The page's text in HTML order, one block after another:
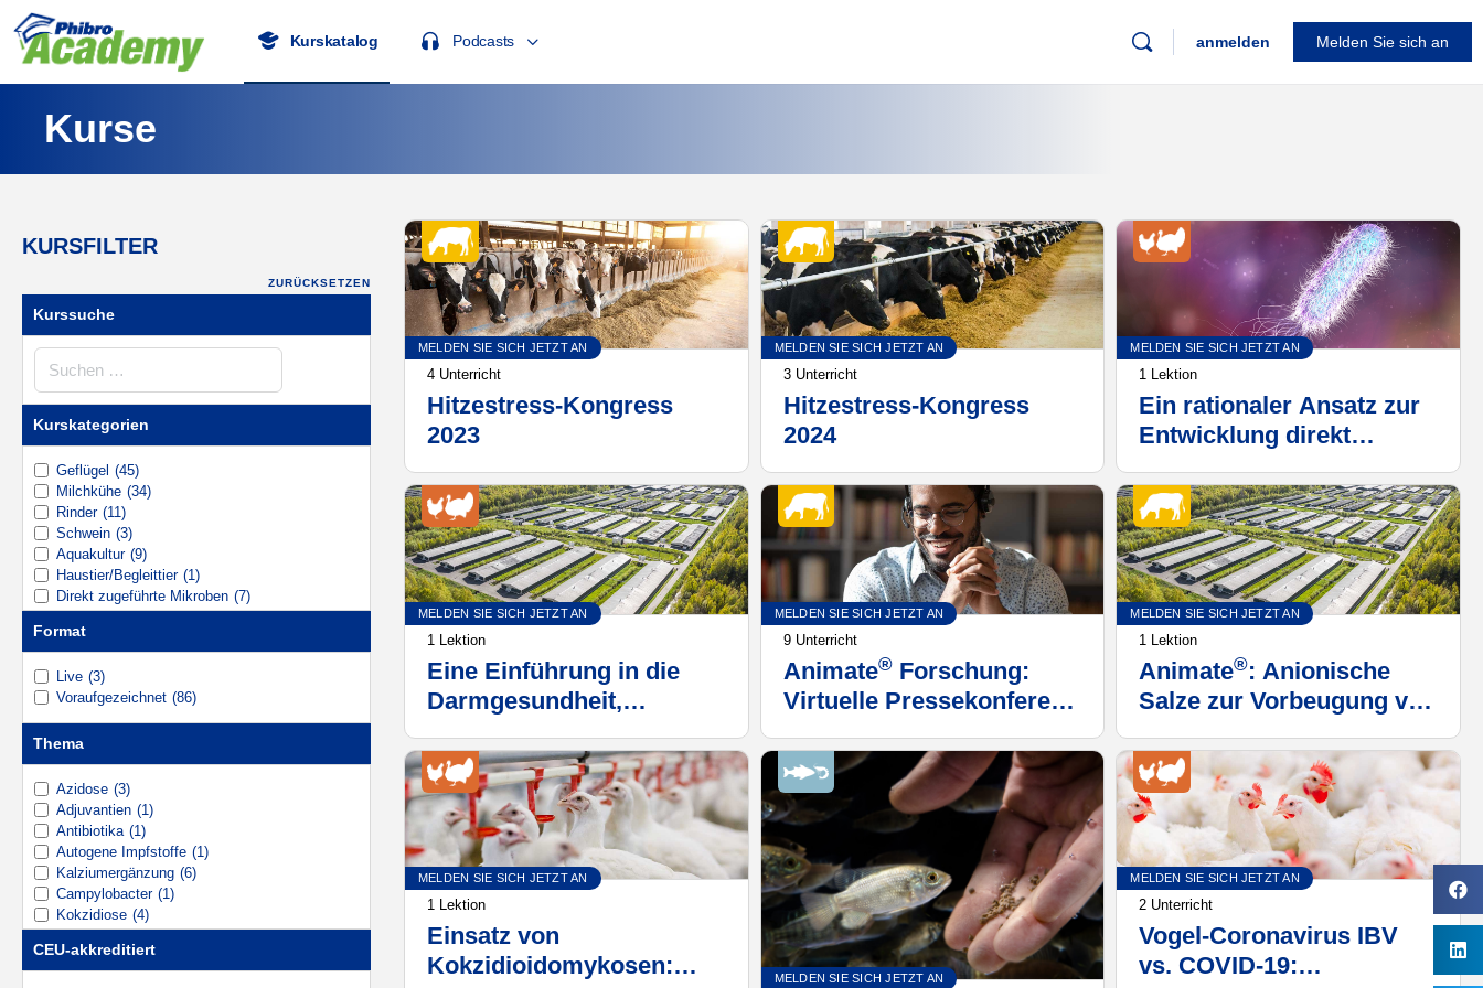
Kurskatalog Podcasts anmelden Melden Sie sich an
Kurse
KURSFILTER
ZURÜCKSETZEN
Kurssuche
Kurssuche
Kurskategorien
Geflügel (45)
Milchkühe (34)
Rinder (11)
Schwein (3)
Aquakultur (9)
Haustier/Begleittier (1)
Direkt zugeführte Mikroben (7)
Impfungen
Format
Live (3)
Voraufgezeichnet (86)
Thema
Azidose (3)
Adjuvantien (1)
Antibiotika (1)
Autogene Impfstoffe (1)
Kalziumergänzung (6)
Campylobacter (1)
Kokzidiose (4)
Gesundheit des Verdauungssystems
CEU-akkreditiert
MELDEN SIE SICH JETZT AN
4 Unterricht
Hitzestress-Kongress
2023
MELDEN SIE SICH JETZT AN
3 Unterricht
Hitzestress-Kongress
2024
MELDEN SIE SICH JETZT AN
1 Lektion
Ein rationaler Ansatz zur
Entwicklung direkt
zugeführter Mikroben der
nächsten Generation
MELDEN SIE SICH JETZT AN
1 Lektion
Eine Einführung in die
Darmgesundheit,
Mikrobiom
MELDEN SIE SICH JETZT AN
9 Unterricht
Animate®Forschung:
Virtuelle Pressekonferenz
Science Association
(ADSA) 2019
MELDEN SIE SICH JETZT AN
1 Lektion
Animate®: Anionische
Salze zur Vorbeugung von
subklinischer
Hypokalzämie bei Kühen
nach dem Kalben
MELDEN SIE SICH JETZT AN
1 Lektion
Einsatz von
Kokzidioidomykosen:
MELDEN SIE SICH JETZT AN
MELDEN SIE SICH JETZT AN
2 Unterricht
Vogel-Coronavirus IBV
vs. COVID-19: